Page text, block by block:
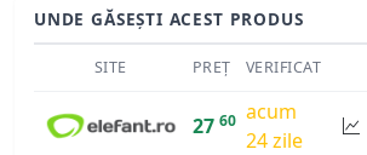
UNDE GĂSEȘTI ACEST PRODUS
SITE PREȚ VERIFICAT
27 60 acum
24 zile